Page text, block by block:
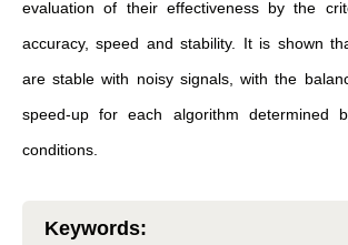
evaluation of their effectiveness by the
accuracy, speed and stability. It is shown
are stable with noisy signals, with the
speed-up for each algorithm determined
conditions.
Keywords: